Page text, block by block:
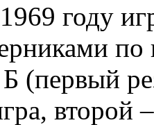
году
по
(первый
второй